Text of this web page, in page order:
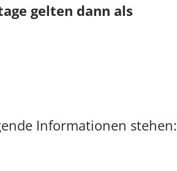
gelten dann als
Informationen stehen: